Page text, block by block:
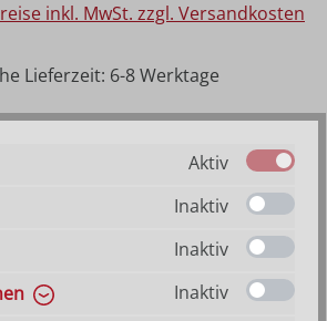
inkl. MwSt. zzgl. Versandkosten
Lieferzeit: 6-8 Werktage
gebeizt
Aktiv
Inaktiv
Inaktiv
Inaktiv